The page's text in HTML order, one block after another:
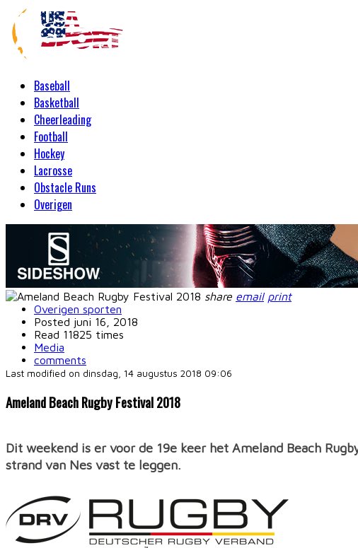
Baseball
Basketball
Cheerleading
Football
Hockey
Lacrosse
Obstacle Runs
Overigen
share email print
Overigen sporten
Posted juni 16, 2018
Read 11825 times
Media
comments
Last modified on dinsdag, 14 augustus 2018 09:06
Ameland Beach Rugby Festival 2018
Dit weekend is er voor de 19e keer het Ameland Beach
strand van Nes vast te leggen.